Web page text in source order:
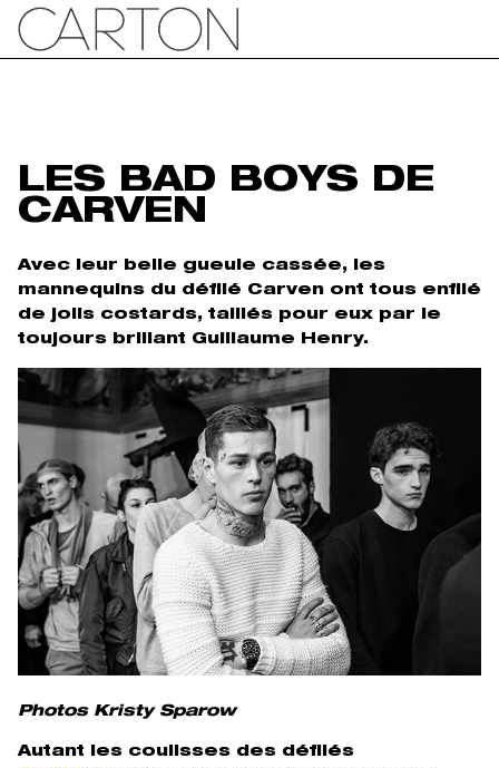
LES BAD BOYS DE
CARVEN
Avec leur belle gueule cassée, les
mannequins du défilé Carven ont tous enfilé
de jolis costards, taillés pour eux par le
toujours brillant Guillaume Henry.
Photos Kristy Sparow
Autant les coulisses des défilés